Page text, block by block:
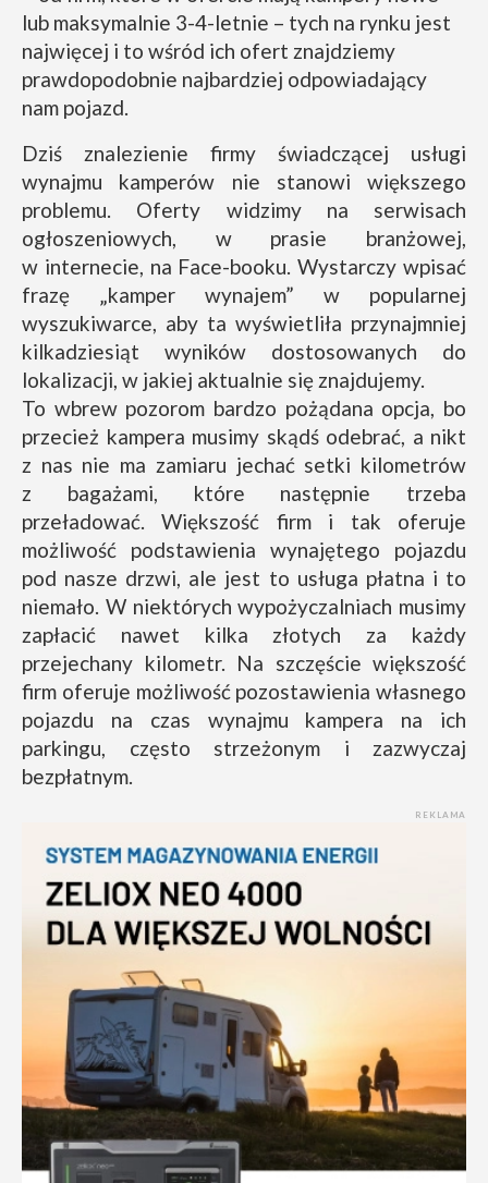
lub maksymalnie 3-4-letnie – tych na rynku jest
najwięcej i to wśród ich ofert znajdziemy
prawdopodobnie najbardziej odpowiadający
nam pojazd.
Dziś znalezienie firmy świadczącej usługi
wynajmu kamperów nie stanowi większego
problemu. Oferty widzimy na serwisach
ogłoszeniowych, w prasie branżowej,
w internecie, na Face-booku. Wystarczy wpisać
frazę „kamper wynajem” w popularnej
wyszukiwarce, aby ta wyświetliła przynajmniej
kilkadziesiąt wyników dostosowanych do
lokalizacji, w jakiej aktualnie się znajdujemy.
To wbrew pozorom bardzo pożądana opcja, bo
przecież kampera musimy skądś odebrać, a nikt
z nas nie ma zamiaru jechać setki kilometrów
z bagażami, które następnie trzeba
przeładować. Większość firm i tak oferuje
możliwość podstawienia wynajętego pojazdu
pod nasze drzwi, ale jest to usługa płatna i to
niemało. W niektórych wypożyczalniach musimy
zapłacić nawet kilka złotych za każdy
przejechany kilometr. Na szczęście większość
firm oferuje możliwość pozostawienia własnego
pojazdu na czas wynajmu kampera na ich
parkingu, często strzeżonym i zazwyczaj
bezpłatnym.
REKLAMA